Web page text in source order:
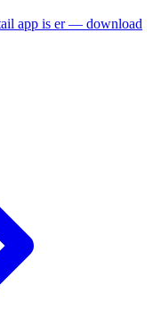
app is er — download